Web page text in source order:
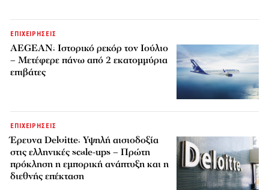
ΕΠΙΧΕΙΡΗΣΕΙΣ
AEGEAN: Ιστορικό ρεκόρ τον Ιούλιο
– Μετέφερε πάνω από 2 εκατομμύρια
επιβάτες
ΕΠΙΧΕΙΡΗΣΕΙΣ
Έρευνα Deloitte: Υψηλή αισιοδοξία
στις ελληνικές scale-ups – Πρώτη
πρόκληση η εμπορική ανάπτυξη και η
διεθνής επέκταση